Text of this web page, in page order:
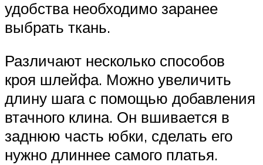
удобства необходимо заранее
выбрать ткань.
Различают несколько способов
кроя шлейфа. Можно увеличить
длину шага с помощью добавления
втачного клина. Он вшивается в
заднюю часть юбки, сделать его
нужно длиннее самого платья.